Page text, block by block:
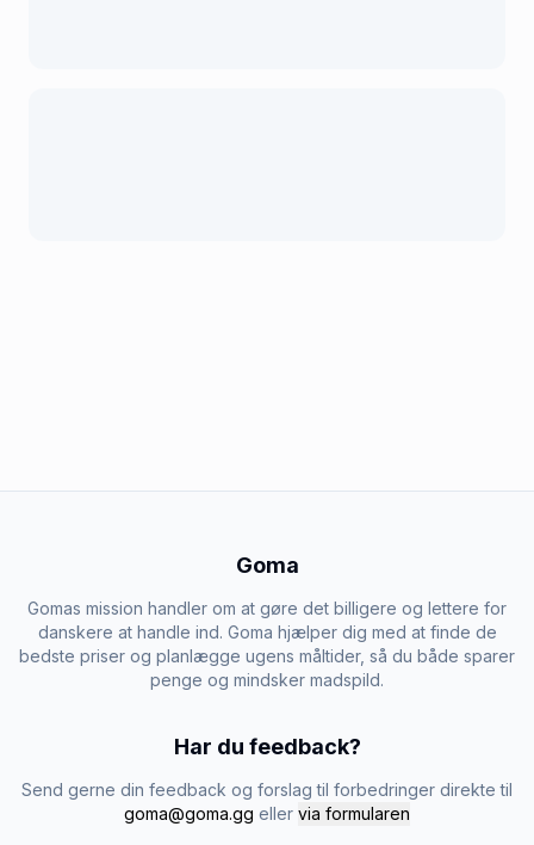
Goma
Gomas mission handler om at gøre det billigere og lettere for
danskere at handle ind. Goma hjælper dig med at finde de
bedste priser og planlægge ugens måltider, så du både sparer
penge og mindsker madspild.
Har du feedback?
Send gerne din feedback og forslag til forbedringer direkte til
goma@goma.gg eller via formularen